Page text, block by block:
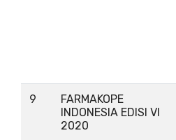
9
FARMAKOPE
INDONESIA EDISI VI
2020